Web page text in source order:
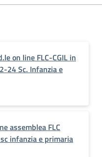
on line FLC-CGIL in
24 Sc. Infanzia e
assemblea FLC
infanzia e primaria